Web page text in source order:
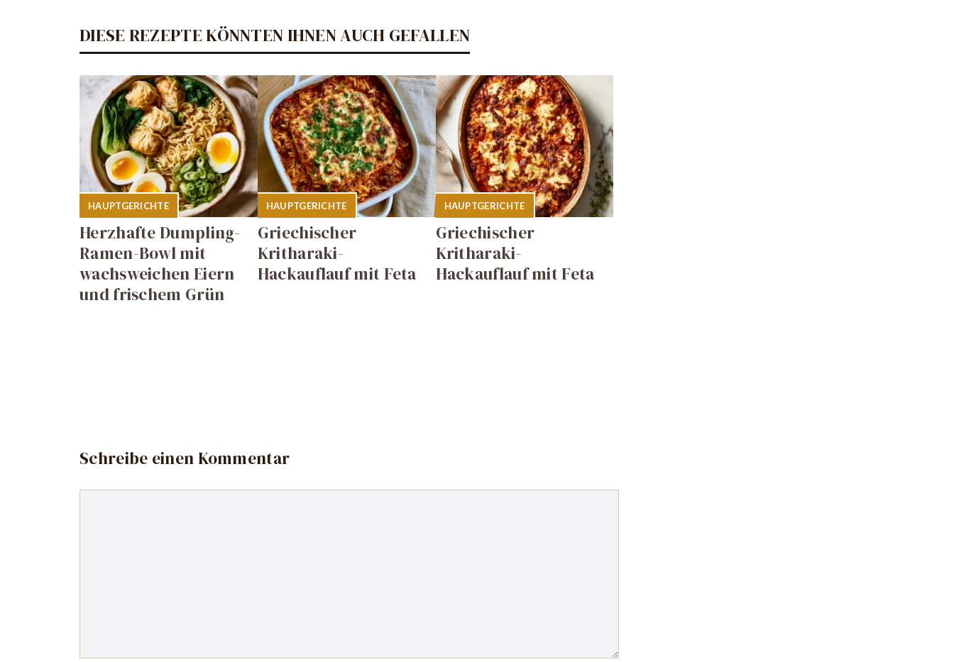
DIESE REZEPTE KÖNNTEN IHNEN AUCH GEFALLEN
HAUPTGERICHTE
Herzhafte Dumpling-
Ramen-Bowl mit
wachsweichen Eiern
und frischem Grün
HAUPTGERICHTE
Griechischer
Kritharaki-
Hackauflauf mit Feta
HAUPTGERICHTE
Griechischer
Kritharaki-
Hackauflauf mit Feta
Schreibe einen Kommentar